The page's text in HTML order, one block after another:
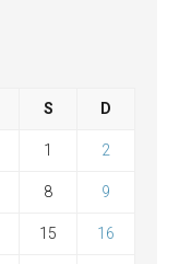
S D
1 2
8 9
15 16